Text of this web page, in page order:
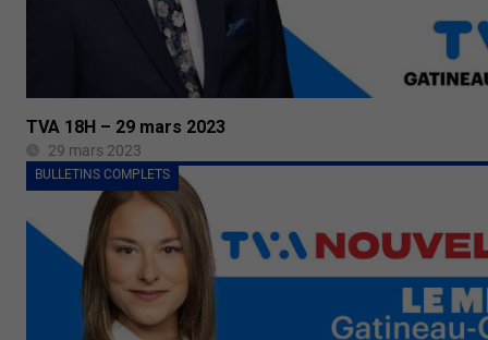
TVA 18H – 29 mars 2023
29 mars 2023
BULLETINS COMPLETS